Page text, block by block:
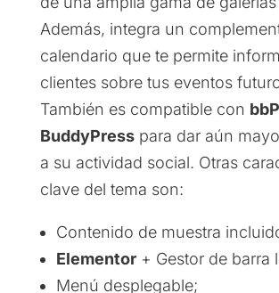
Además, integra un
calendario que te permite
clientes sobre tus eventos
También es compatible con
BuddyPresspara dar aún
a su actividad social. Otras
clave del tema son:
Contenido de muestra
Elementor+ Gestor de barra
Menú desplegable;